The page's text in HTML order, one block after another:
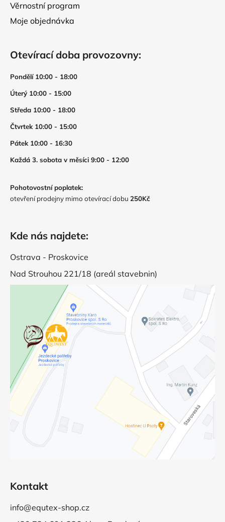
Věrnostní program
Moje objednávka
Otevírací doba provozovny:
Pondělí 10:00 - 18:00
Úterý 10:00 - 15:00
Středa 10:00 - 18:00
Čtvrtek 10:00 - 15:00
Pátek 10:00 - 16:30
Každá 3. sobota v měsíci 9:00 - 12:00
Pohotovostní poplatek:
otevření prodejny mimo otevírací dobu 250Kč
Kde nás najdete:
Ostrava - Proskovice
Nad Strouhou 221/18 (areál stavebnin)
Kontakt
info@equtex-shop.cz